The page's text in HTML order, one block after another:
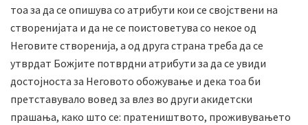
тоа за да се опишува со атрибути кои се својствени на
створенијата и да не се поистоветува со некое од
Неговите створенија, а од друга страна треба да се
утврдат Божјите потврдни атрибути за да се увиди
достојноста за Неговото обожување и дека тоа би
претставувало вовед за влез во други акидетски
прашања, како што се: пратеништвото, проживувањето